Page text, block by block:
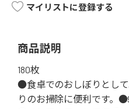
マイリストに登録する
商品説明
180枚
●食卓でのおしぼりとし
りのお掃除に便利です。